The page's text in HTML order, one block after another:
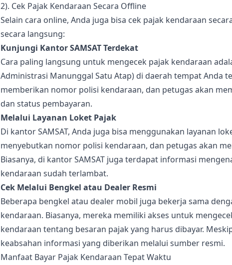
2). Cek Pajak Kendaraan Secara Offline
Selain cara online, Anda juga bisa cek pajak kendaraan
secara langsung:
Kunjungi Kantor SAMSAT Terdekat
Cara paling langsung untuk mengecek pajak kendaraan
Administrasi Manunggal Satu Atap) di daerah tempat Anda
memberikan nomor polisi kendaraan, dan petugas akan
dan status pembayaran.
Melalui Layanan Loket Pajak
Di kantor SAMSAT, Anda juga bisa menggunakan layanan
menyebutkan nomor polisi kendaraan, dan petugas akan
Biasanya, di kantor SAMSAT juga terdapat informasi
kendaraan sudah terlambat.
Cek Melalui Bengkel atau Dealer Resmi
Beberapa bengkel atau dealer mobil juga bekerja sama
kendaraan. Biasanya, mereka memiliki akses untuk
kendaraan tentang besaran pajak yang harus dibayar.
keabsahan informasi yang diberikan melalui sumber resmi.
Manfaat Bayar Pajak Kendaraan Tepat Waktu